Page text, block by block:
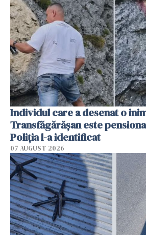
Individul care a desenat o
Transfăgărășan este
Poliția l-a identificat
07 AUGUST 2026